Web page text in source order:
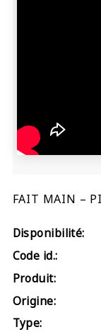
FAIT MAIN –
Disponibilité:
Code id.:
Produit:
Origine:
Type: